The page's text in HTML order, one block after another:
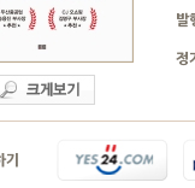
발
정
기